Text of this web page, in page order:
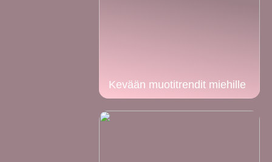
Kevään muotitrendit miehille